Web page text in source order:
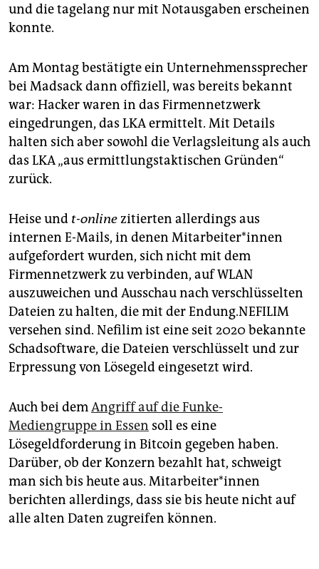
und die tagelang nur mit Notausgaben erscheinen
konnte.
Am Montag bestätigte ein Unternehmenssprecher
bei Madsack dann offiziell, was bereits bekannt
war: Hacker waren in das Firmennetzwerk
eingedrungen, das LKA ermittelt. Mit Details
halten sich aber sowohl die Verlagsleitung als auch
das LKA „aus ermittlungstaktischen Gründen“
zurück.
Heise und t-onlinezitierten allerdings aus
internen E-Mails, in denen Mit­ar­bei­te­r*in­nen
aufgefordert wurden, sich nicht mit dem
Firmennetzwerk zu verbinden, auf WLAN
auszuweichen und Ausschau nach verschlüsselten
Dateien zu halten, die mit der Endung.NEFILIM
versehen sind. Nefilim ist eine seit 2020 bekannte
Schadsoftware, die Dateien verschlüsselt und zur
Erpressung von Lösegeld eingesetzt wird.
Auch bei demAngriff auf die Funke-
Mediengruppe in Essen soll es eine
Lösegeldforderung in Bitcoin gegeben haben.
Darüber, ob der Konzern bezahlt hat, schweigt
man sich bis heute aus. Mit­ar­bei­te­r*in­nen
berichten allerdings, dass sie bis heute nicht auf
alle alten Daten zugreifen können.